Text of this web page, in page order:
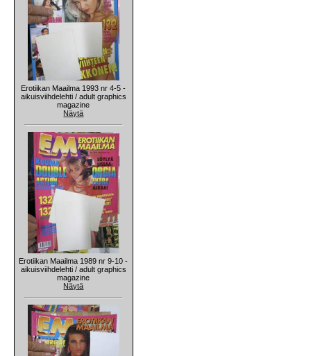
Erotiikan Maailma 1993 nr 4-5 -
aikuisviihdelehti / adult graphics
magazine
Näytä
Erotiikan Maailma 1989 nr 9-10 -
aikuisviihdelehti / adult graphics
magazine
Näytä